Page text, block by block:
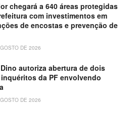
chegará a 640 áreas protegidas
com investimentos em
de encostas e prevenção de
DE 2026
autoriza abertura de dois
da PF envolvendo
DE 2026